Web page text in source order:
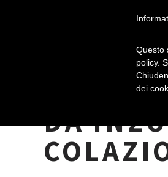
DA
Questo
policy.
dei